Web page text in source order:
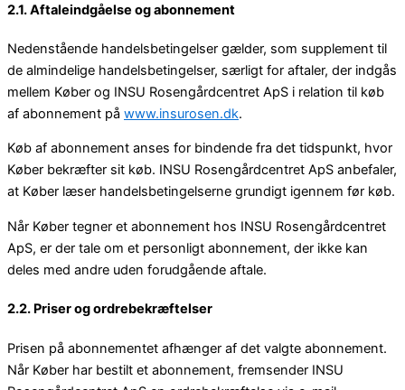
2.1. Aftaleindgåelse og abonnement
Nedenstående handelsbetingelser gælder, som supplement til
de almindelige handelsbetingelser, særligt for aftaler, der indgås
mellem Køber og INSU Rosengårdcentret ApS i relation til køb
af abonnement på www.insurosen.dk.
Køb af abonnement anses for bindende fra det tidspunkt, hvor
Køber bekræfter sit køb. INSU Rosengårdcentret ApS anbefaler,
at Køber læser handelsbetingelserne grundigt igennem før køb.
Når Køber tegner et abonnement hos INSU Rosengårdcentret
ApS, er der tale om et personligt abonnement, der ikke kan
deles med andre uden forudgående aftale.
2.2. Priser og ordrebekræftelser
Prisen på abonnementet afhænger af det valgte abonnement.
Når Køber har bestilt et abonnement, fremsender INSU